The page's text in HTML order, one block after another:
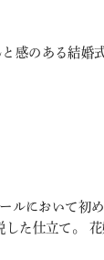
感のある結婚
ルにおいて初
た仕立て。